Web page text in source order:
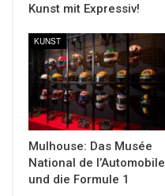
Kunst mit Expressiv!
KUNST
Mulhouse: Das Musée
National de l’Automobile
und die Formule 1